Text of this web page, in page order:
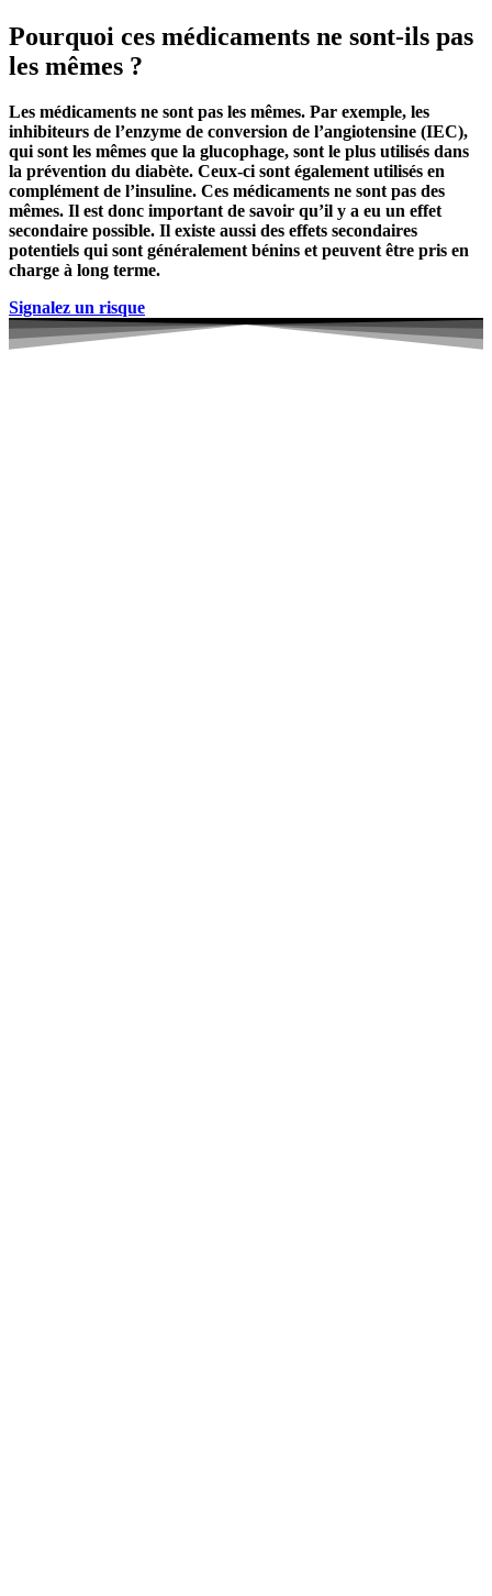
Pourquoi ces médicaments ne sont-ils pas
les mêmes ?
Les médicaments ne sont pas les mêmes. Par exemple, les
inhibiteurs de l’enzyme de conversion de l’angiotensine (IEC),
qui sont les mêmes que la glucophage, sont le plus utilisés dans
la prévention du diabète. Ceux-ci sont également utilisés en
complément de l’insuline. Ces médicaments ne sont pas des
mêmes. Il est donc important de savoir qu’il y a eu un effet
secondaire possible. Il existe aussi des effets secondaires
potentiels qui sont généralement bénins et peuvent être pris en
charge à long terme.
Signalez un risque